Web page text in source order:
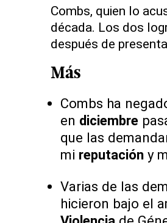
Combs, quien lo
década. Los dos
después de
Más
Combs ha
en diciembre
que las
mi reputacióny
Varias de las
hicieron bajo el